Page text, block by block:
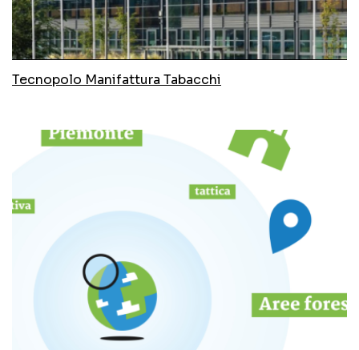
Tecnopolo Manifattura Tabacchi